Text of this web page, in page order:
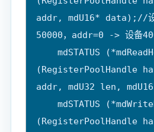
addr, mdU16* data);//设
50000，addr=0 -> 设备
    mdSTATUS (*mdReadHoldRegisters)
(RegisterPoolHandle
addr, mdU32 len,
    mdSTATUS (*mdWriteHoldRegister)
(RegisterPoolHandle